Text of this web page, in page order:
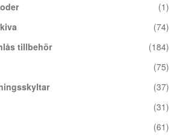
(1)
(74)
tillbehör
(184)
(75)
(37)
(31)
(61)